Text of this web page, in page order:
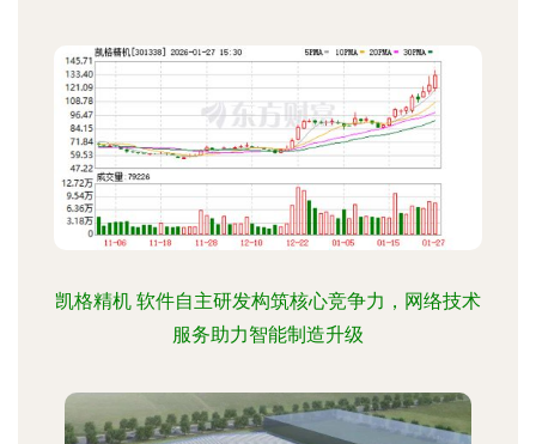
凯格精机 软件自主研发构筑核心竞争力，网络技术
服务助力智能制造升级